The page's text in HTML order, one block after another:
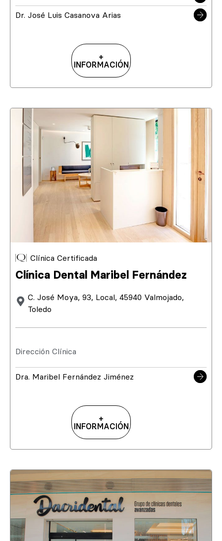
Dr. José Luis Casanova Arias
+
INFORMACIÓN
Clínica Certificada
Clínica Dental Maribel Fernández
C. José Moya, 93, Local, 45940 Valmojado,
Toledo
Dirección Clínica
Dra. Maribel Fernández Jiménez
+
INFORMACIÓN